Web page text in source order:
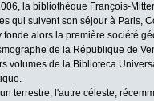
la bibliothèque François-
qui suivent son séjour à Paris,
fonde alors la première société
de la République de
volumes de la Biblioteca
terrestre, l'autre céleste,